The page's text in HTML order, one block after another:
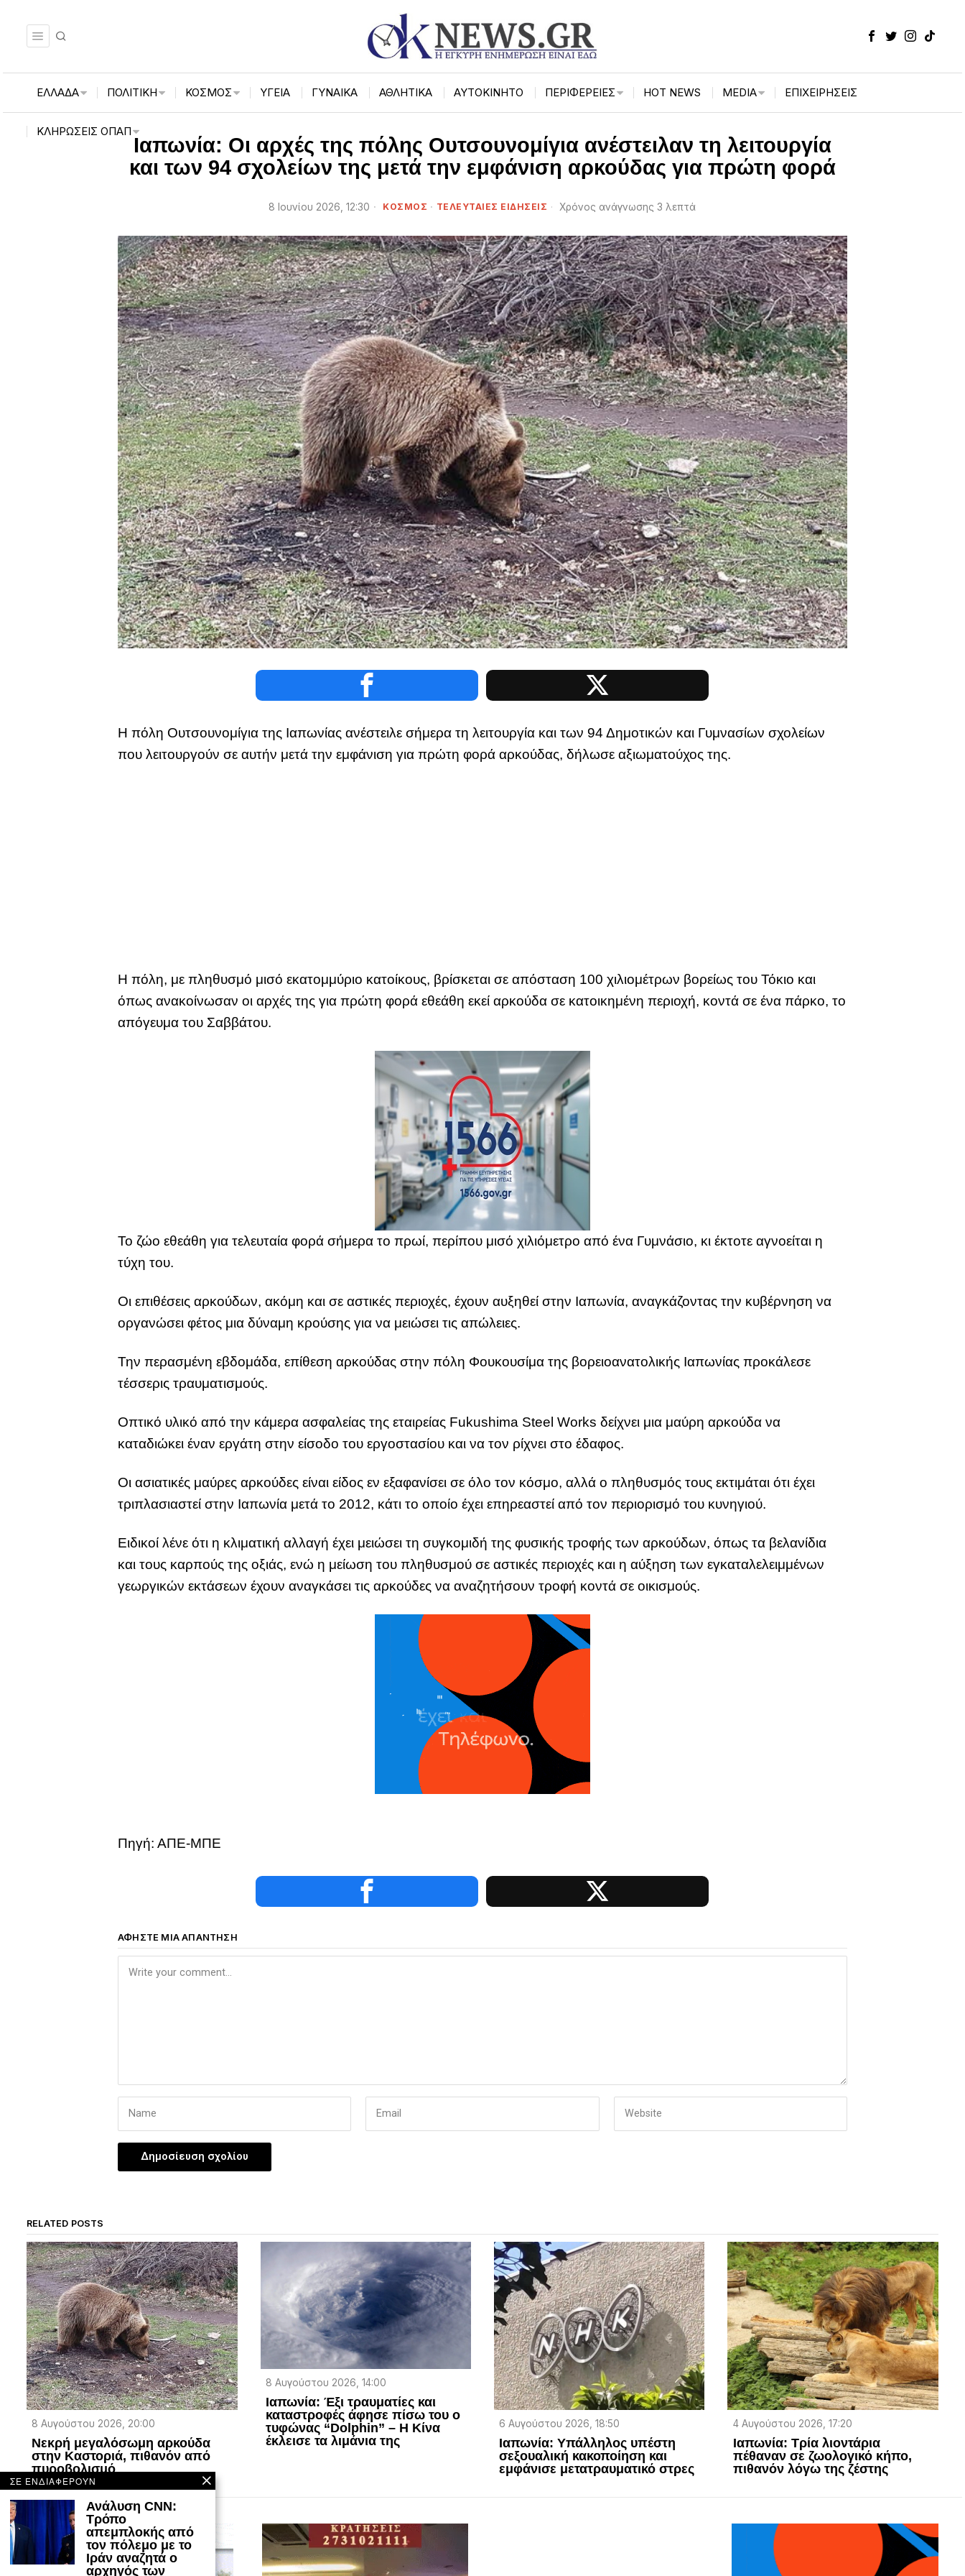
ΕΛΛΑΔΑ ΠΟΛΙΤΙΚΗ ΚΟΣΜΟΣ ΥΓΕΙΑ ΓΥΝΑΙΚΑ ΑΘΛΗΤΙΚΑ ΑΥΤΟΚΙΝΗΤΟ ΠΕΡΙΦΈΡΕΙΕΣ HOT NEWS MEDIA ΕΠΙΧΕΙΡΉΣΕΙΣ
ΚΛΗΡΏΣΕΙΣ ΟΠΑΠ
Ιαπωνία: Οι αρχές της πόλης Ουτσουνομίγια ανέστειλαν τη λειτουργία
και των 94 σχολείων της μετά την εμφάνιση αρκούδας για πρώτη φορά
8 Ιουνίου 2026, 12:30 ΚΟΣΜΟΣ · ΤΕΛΕΥΤΑΙΕΣ ΕΙΔΗΣΕΙΣ Χρόνος ανάγνωσης 3 λεπτά
Η πόλη Ουτσουνομίγια της Ιαπωνίας ανέστειλε σήμερα τη λειτουργία και των 94 Δημοτικών και Γυμνασίων σχολείων
που λειτουργούν σε αυτήν μετά την εμφάνιση για πρώτη φορά αρκούδας, δήλωσε αξιωματούχος της.
Η πόλη, με πληθυσμό μισό εκατομμύριο κατοίκους, βρίσκεται σε απόσταση 100 χιλιομέτρων βορείως του Τόκιο και
όπως ανακοίνωσαν οι αρχές της για πρώτη φορά εθεάθη εκεί αρκούδα σε κατοικημένη περιοχή, κοντά σε ένα πάρκο, το
απόγευμα του Σαββάτου.
Το ζώο εθεάθη για τελευταία φορά σήμερα το πρωί, περίπου μισό χιλιόμετρο από ένα Γυμνάσιο, κι έκτοτε αγνοείται η
τύχη του.
Οι επιθέσεις αρκούδων, ακόμη και σε αστικές περιοχές, έχουν αυξηθεί στην Ιαπωνία, αναγκάζοντας την κυβέρνηση να
oργανώσει φέτος μια δύναμη κρούσης για να μειώσει τις απώλειες.
Την περασμένη εβδομάδα, επίθεση αρκούδας στην πόλη Φουκουσίμα της βορειοανατολικής Ιαπωνίας προκάλεσε
τέσσερις τραυματισμούς.
Οπτικό υλικό από την κάμερα ασφαλείας της εταιρείας Fukushima Steel Works δείχνει μια μαύρη αρκούδα να
καταδιώκει έναν εργάτη στην είσοδο του εργοστασίου και να τον ρίχνει στο έδαφος.
Οι ασιατικές μαύρες αρκούδες είναι είδος εν εξαφανίσει σε όλο τον κόσμο, αλλά ο πληθυσμός τους εκτιμάται ότι έχει
τριπλασιαστεί στην Ιαπωνία μετά το 2012, κάτι το οποίο έχει επηρεαστεί από τον περιορισμό του κυνηγιού.
Ειδικοί λένε ότι η κλιματική αλλαγή έχει μειώσει τη συγκομιδή της φυσικής τροφής των αρκούδων, όπως τα βελανίδια
και τους καρπούς της οξιάς, ενώ η μείωση του πληθυσμού σε αστικές περιοχές και η αύξηση των εγκαταλελειμμένων
γεωργικών εκτάσεων έχουν αναγκάσει τις αρκούδες να αναζητήσουν τροφή κοντά σε οικισμούς.
Πηγή: ΑΠΕ-ΜΠΕ
ΑΦΉΣΤΕ ΜΙΑ ΑΠΆΝΤΗΣΗ
RELATED POSTS
8 Αυγούστου 2026, 20:00
Νεκρή μεγαλόσωμη αρκούδα
στην Καστοριά, πιθανόν από
πυροβολισμό
8 Αυγούστου 2026, 14:00
Ιαπωνία: Έξι τραυματίες και
καταστροφές άφησε πίσω του ο
τυφώνας “Dolphin” – Η Κίνα
έκλεισε τα λιμάνια της
6 Αυγούστου 2026, 18:50
Ιαπωνία: Υπάλληλος υπέστη
σεξουαλική κακοποίηση και
εμφάνισε μετατραυματικό στρες
4 Αυγούστου 2026, 17:20
Ιαπωνία: Τρία λιοντάρια
πέθαναν σε ζωολογικό κήπο,
πιθανόν λόγω της ζέστης
ΣΕ ΕΝΔΙΑΦΕΡΟΥΝ
Ανάλυση CNN:
Τρόπο
απεμπλοκής από
τον πόλεμο με το
Ιράν αναζητά ο
αρχηγός των